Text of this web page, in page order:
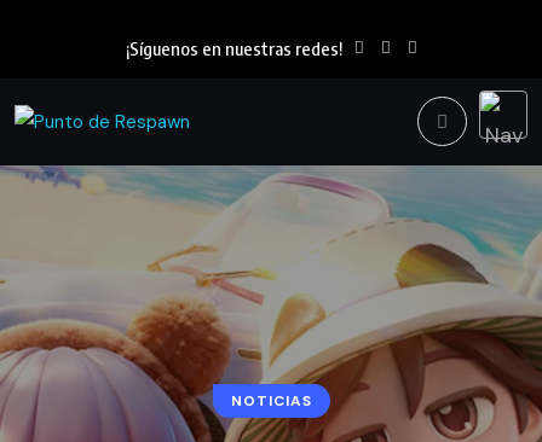
¡Síguenos en nuestras redes!
NOTICIAS